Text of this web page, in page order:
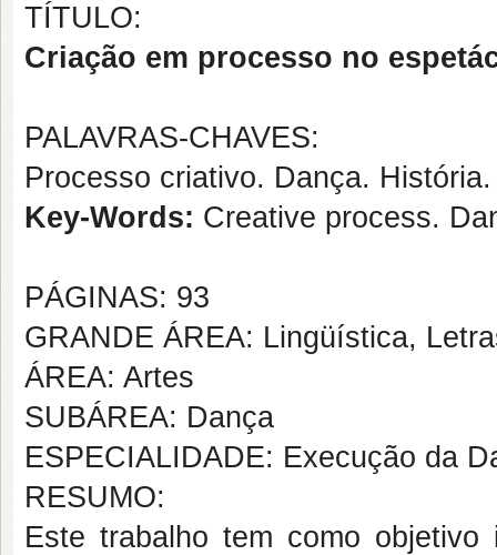
TÍTULO:
Criação em processo no
PALAVRAS-CHAVES:
Processo criativo. Dança.
Key-Words: Creative process.
PÁGINAS: 93
GRANDE ÁREA: Lingüística,
ÁREA: Artes
SUBÁREA: Dança
ESPECIALIDADE: Execução da
RESUMO:
Este trabalho tem como